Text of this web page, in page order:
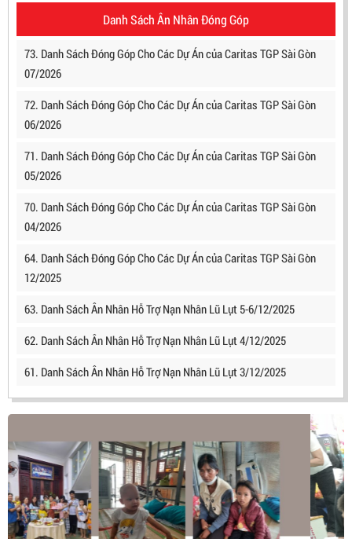
Danh Sách Ân Nhân Đóng Góp
73. Danh Sách Đóng Góp Cho Các Dự Án của Caritas TGP Sài Gòn
07/2026
72. Danh Sách Đóng Góp Cho Các Dự Án của Caritas TGP Sài Gòn
06/2026
71. Danh Sách Đóng Góp Cho Các Dự Án của Caritas TGP Sài Gòn
05/2026
70. Danh Sách Đóng Góp Cho Các Dự Án của Caritas TGP Sài Gòn
04/2026
64. Danh Sách Đóng Góp Cho Các Dự Án của Caritas TGP Sài Gòn
12/2025
63. Danh Sách Ân Nhân Hỗ Trợ Nạn Nhân Lũ Lụt 5-6/12/2025
62. Danh Sách Ân Nhân Hỗ Trợ Nạn Nhân Lũ Lụt 4/12/2025
61. Danh Sách Ân Nhân Hỗ Trợ Nạn Nhân Lũ Lụt 3/12/2025